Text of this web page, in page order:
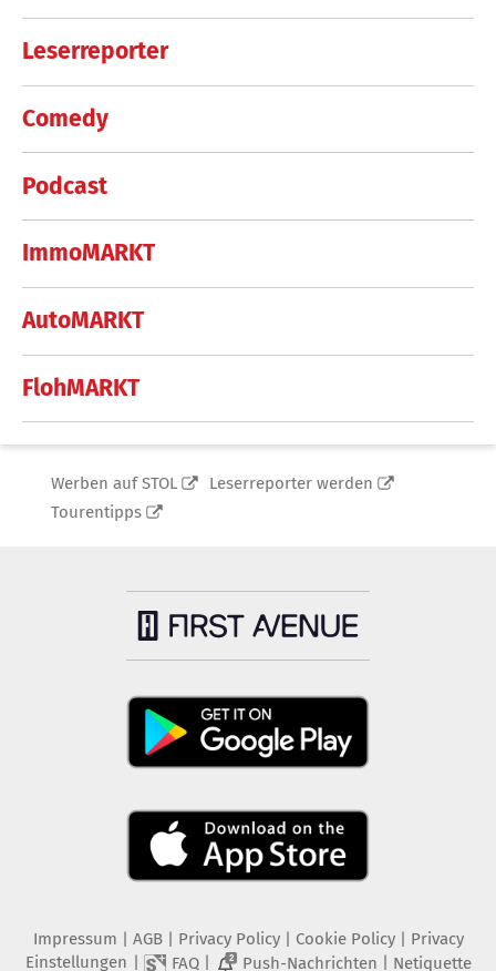
Leserreporter
Comedy
Podcast
ImmoMARKT
AutoMARKT
FlohMARKT
Werben auf STOL
Leserreporter werden
Tourentipps
Impressum AGB Privacy Policy| Cookie Policy| Privacy
Einstellungen
FAQ| 2 Push-Nachrichten Netiquette